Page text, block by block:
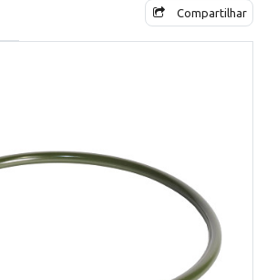
Compartilhar